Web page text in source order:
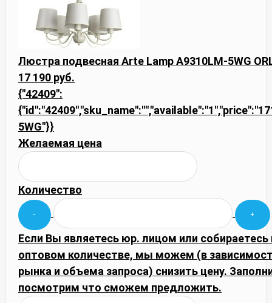
Люстра подвесная Arte Lamp A9310LM-5WG
17 190 руб.
{"42409":
5WG"}}
Желаемая цена
Количество
Если Вы являетесь юр. лицом или собираетесь
оптовом количестве, мы можем (в
рынка и объема запроса) снизить цену.
посмотрим что сможем предложить.